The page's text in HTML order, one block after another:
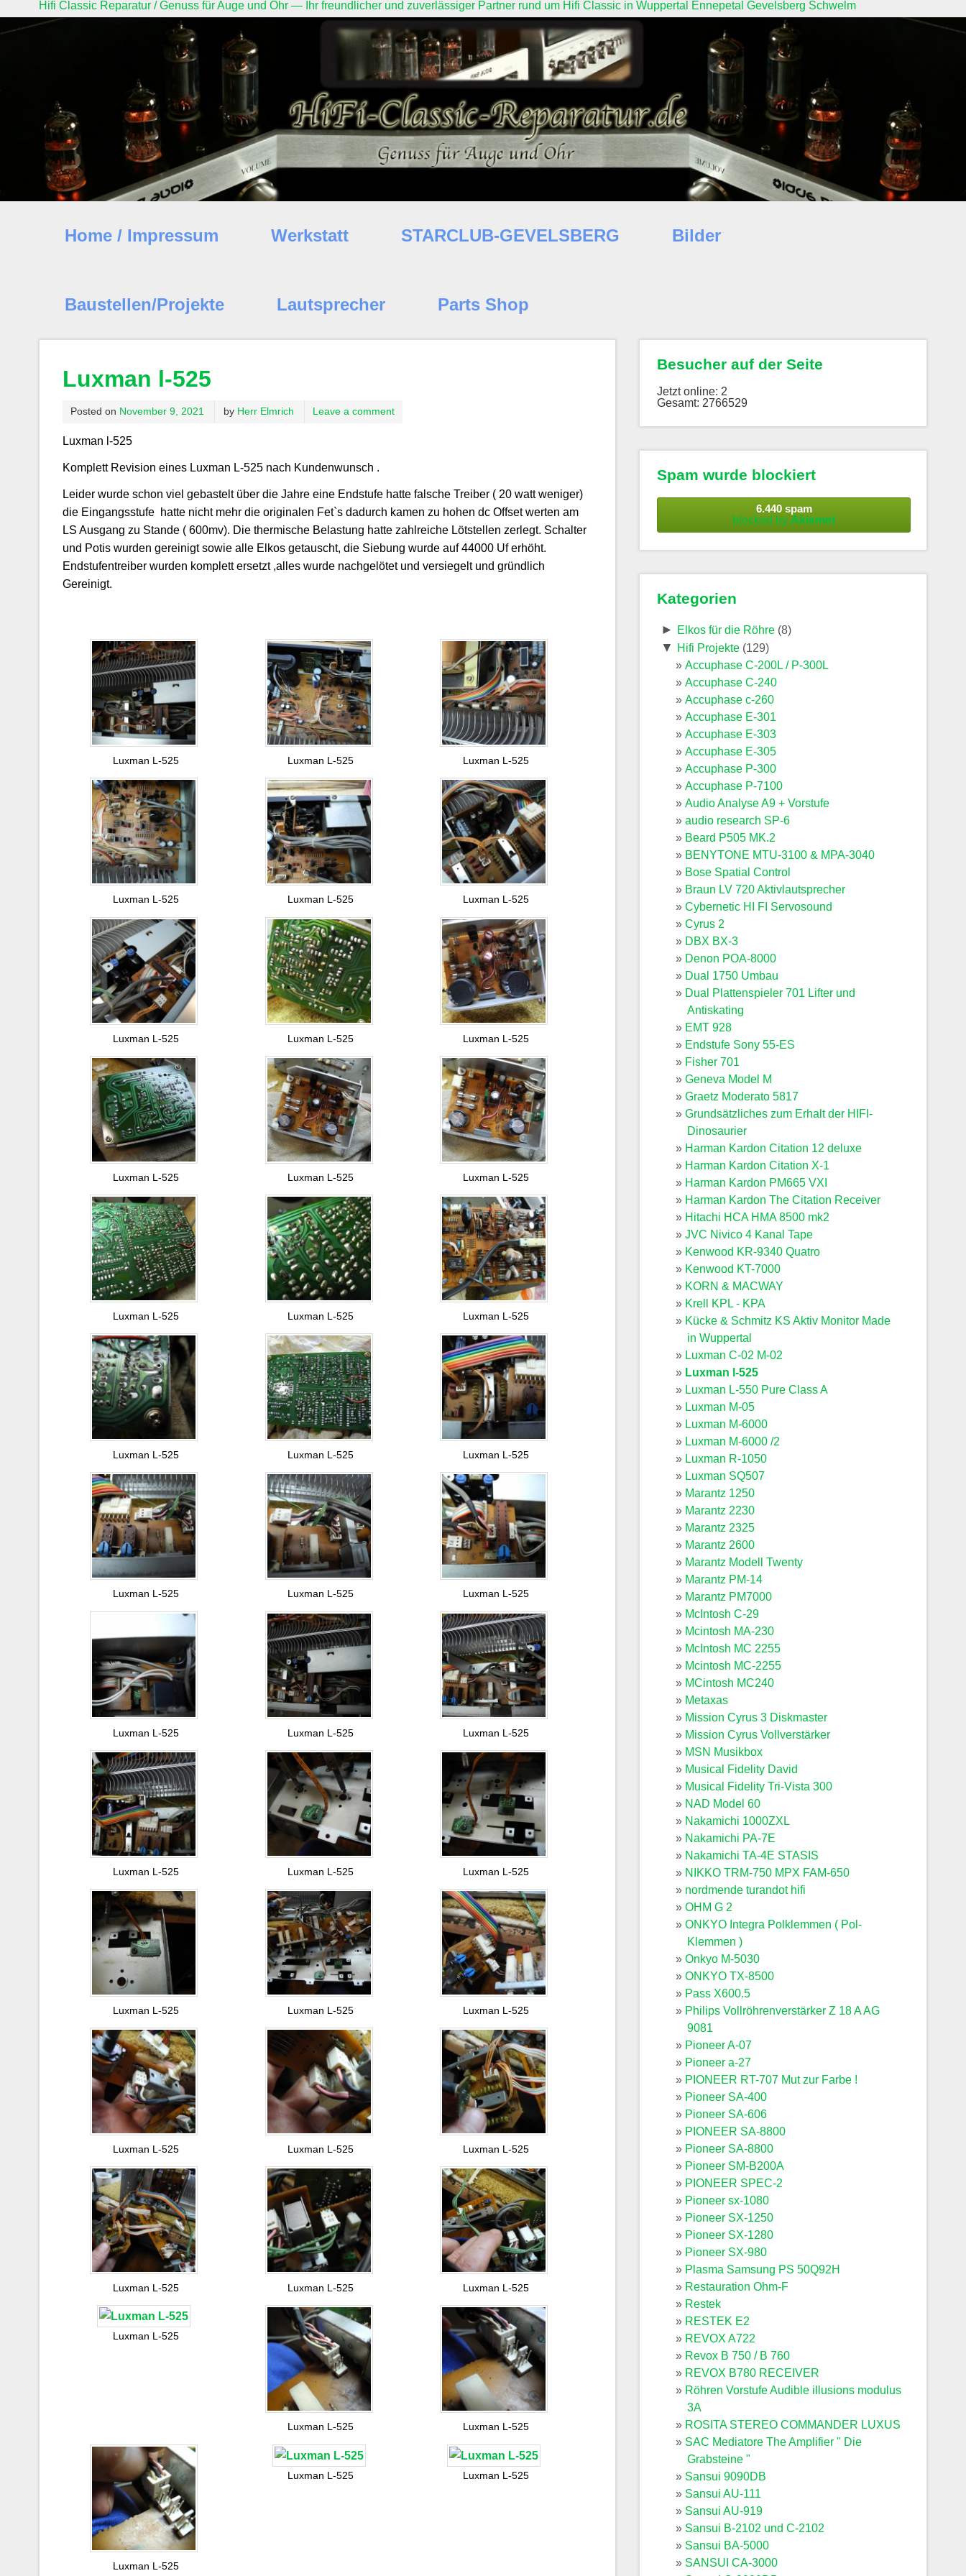
Hifi Classic Reparatur / Genuss für Auge und Ohr — Ihr freundlicher und zuverlässiger Partner rund um Hifi Classic in Wuppertal Ennepetal Gevelsberg Schwelm
Home / Impressum Werkstatt STARCLUB-GEVELSBERG Bilder
Baustellen/Projekte Lautsprecher Parts Shop
Luxman l-525
Posted on November 9, 2021 by Herr Elmrich Leave a comment
Luxman l-525
Komplett Revision eines Luxman L-525 nach Kundenwunsch .
Leider wurde schon viel gebastelt über die Jahre eine Endstufe hatte falsche Treiber ( 20 watt weniger)
die Eingangsstufe hatte nicht mehr die originalen Fet`s dadurch kamen zu hohen dc Offset werten am
LS Ausgang zu Stande ( 600mv). Die thermische Belastung hatte zahlreiche Lötstellen zerlegt. Schalter
und Potis wurden gereinigt sowie alle Elkos getauscht, die Siebung wurde auf 44000 Uf erhöht.
Endstufentreiber wurden komplett ersetzt ,alles wurde nachgelötet und versiegelt und gründlich
Gereinigt.
Luxman L-525 Luxman L-525 Luxman L-525
Luxman L-525 Luxman L-525 Luxman L-525
Luxman L-525 Luxman L-525 Luxman L-525
Luxman L-525 Luxman L-525 Luxman L-525
Luxman L-525 Luxman L-525 Luxman L-525
Luxman L-525 Luxman L-525 Luxman L-525
Luxman L-525 Luxman L-525 Luxman L-525
Luxman L-525 Luxman L-525 Luxman L-525
Luxman L-525 Luxman L-525 Luxman L-525
Luxman L-525 Luxman L-525 Luxman L-525
Luxman L-525 Luxman L-525 Luxman L-525
Luxman L-525 Luxman L-525 Luxman L-525
Luxman L-525
Luxman L-525 Luxman L-525
Luxman L-525
Luxman L-525 Luxman L-525
Besucher auf der Seite
Jetzt online: 2
Gesamt: 2766529
Spam wurde blockiert
6.440 spam
blocked by Akismet
Kategorien
► Elkos für die Röhre (8)
▼ Hifi Projekte (129)
Accuphase C-200L / P-300L
Accuphase C-240
Accuphase c-260
Accuphase E-301
Accuphase E-303
Accuphase E-305
Accuphase P-300
Accuphase P-7100
Audio Analyse A9 + Vorstufe
audio research SP-6
Beard P505 MK.2
BENYTONE MTU-3100 & MPA-3040
Bose Spatial Control
Braun LV 720 Aktivlautsprecher
Cybernetic HI FI Servosound
Cyrus 2
DBX BX-3
Denon POA-8000
Dual 1750 Umbau
Dual Plattenspieler 701 Lifter und
Antiskating
EMT 928
Endstufe Sony 55-ES
Fisher 701
Geneva Model M
Graetz Moderato 5817
Grundsätzliches zum Erhalt der HIFI-
Dinosaurier
Harman Kardon Citation 12 deluxe
Harman Kardon Citation X-1
Harman Kardon PM665 VXI
Harman Kardon The Citation Receiver
Hitachi HCA HMA 8500 mk2
JVC Nivico 4 Kanal Tape
Kenwood KR-9340 Quatro
Kenwood KT-7000
KORN & MACWAY
Krell KPL - KPA
Kücke & Schmitz KS Aktiv Monitor Made
in Wuppertal
Luxman C-02 M-02
Luxman l-525
Luxman L-550 Pure Class A
Luxman M-05
Luxman M-6000
Luxman M-6000 /2
Luxman R-1050
Luxman SQ507
Marantz 1250
Marantz 2230
Marantz 2325
Marantz 2600
Marantz Modell Twenty
Marantz PM-14
Marantz PM7000
McIntosh C-29
Mcintosh MA-230
McIntosh MC 2255
Mcintosh MC-2255
MCintosh MC240
Metaxas
Mission Cyrus 3 Diskmaster
Mission Cyrus Vollverstärker
MSN Musikbox
Musical Fidelity David
Musical Fidelity Tri-Vista 300
NAD Model 60
Nakamichi 1000ZXL
Nakamichi PA-7E
Nakamichi TA-4E STASIS
NIKKO TRM-750 MPX FAM-650
nordmende turandot hifi
OHM G 2
ONKYO Integra Polklemmen ( Pol-
Klemmen )
Onkyo M-5030
ONKYO TX-8500
Pass X600.5
Philips Vollröhrenverstärker Z 18 A AG
9081
Pioneer A-07
Pioneer a-27
PIONEER RT-707 Mut zur Farbe !
Pioneer SA-400
Pioneer SA-606
PIONEER SA-8800
Pioneer SA-8800
Pioneer SM-B200A
PIONEER SPEC-2
Pioneer sx-1080
Pioneer SX-1250
Pioneer SX-1280
Pioneer SX-980
Plasma Samsung PS 50Q92H
Restauration Ohm-F
Restek
RESTEK E2
REVOX A722
Revox B 750 / B 760
REVOX B780 RECEIVER
Röhren Vorstufe Audible illusions modulus
3A
ROSITA STEREO COMMANDER LUXUS
SAC Mediatore The Amplifier " Die
Grabsteine "
Sansui 9090DB
Sansui AU-111
Sansui AU-919
Sansui B-2102 und C-2102
Sansui BA-5000
SANSUI CA-3000